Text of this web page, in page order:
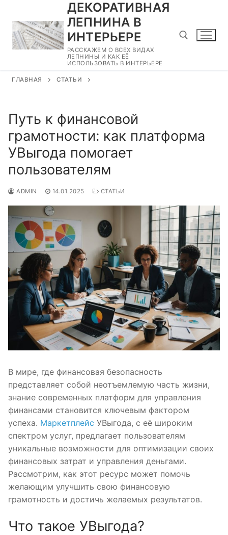
содержимому
ДЕКОРАТИВНАЯ
ЛЕПНИНА В
ИНТЕРЬЕРЕ
РАССКАЖЕМ О ВСЕХ ВИДАХ
ЛЕПНИНЫ И КАК ЕЁ
ИСПОЛЬЗОВАТЬ В ИНТЕРЬЕРЕ
ГЛАВНАЯ СТАТЬИ
Путь к финансовой
грамотности: как платформа
УВыгода помогает
пользователям
ADMIN 14.01.2025 СТАТЬИ
В мире, где финансовая безопасность
представляет собой неотъемлемую часть жизни,
знание современных платформ для управления
финансами становится ключевым фактором
успеха. Маркетплейс УВыгода, с её широким
спектром услуг, предлагает пользователям
уникальные возможности для оптимизации своих
финансовых затрат и управления деньгами.
Рассмотрим, как этот ресурс может помочь
желающим улучшить свою финансовую
грамотность и достичь желаемых результатов.
Что такое УВыгода?